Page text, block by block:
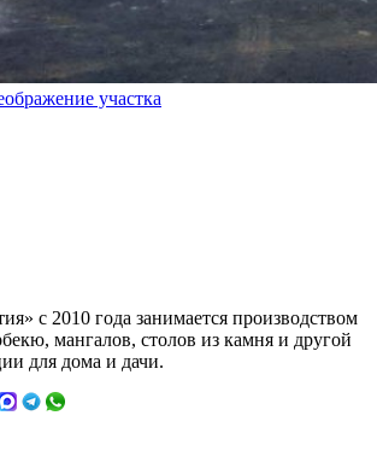
участка
с 2010 года занимается производством
мангалов, столов из камня и другой
для дома и дачи.